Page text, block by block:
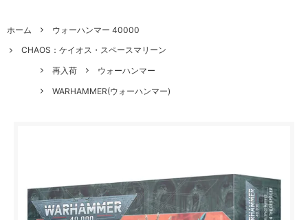
ホーム
ウォーハンマー 40000
CHAOS：ケイオス・スペースマリーン
再入荷
ウォーハンマー
WARHAMMER(ウォーハンマー)